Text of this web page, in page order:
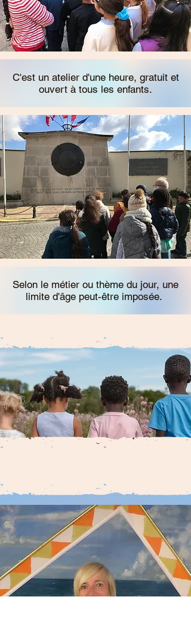
C'est un atelier d'une heure, gratuit et
ouvert à tous les enfants.
Selon le métier ou thème du jour, une
limite d'âge peut-être imposée.